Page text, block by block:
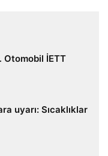
Otomobil İETT
uyarı: Sıcaklıklar